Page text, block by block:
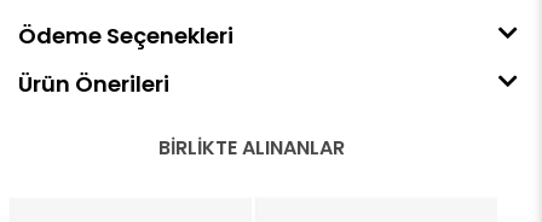
Ödeme Seçenekleri
Ürün Önerileri